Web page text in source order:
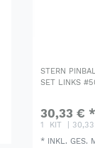
STERN
SET LINKS
30,33 € *
1 KIT
|
* INKL. GES.